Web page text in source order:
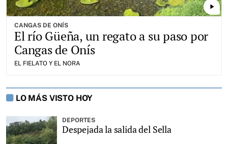
play_arrow
CANGAS DE ONÍS
El río Güeña, un regato a su paso por
Cangas de Onís
EL FIELATO Y EL NORA
LO MÁS VISTO HOY
DEPORTES
Despejada la salida del Sella